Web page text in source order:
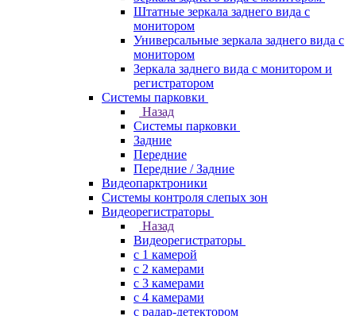
Штатные зеркала заднего вида с
монитором
Универсальные зеркала заднего вида с
монитором
Зеркала заднего вида с монитором и
регистратором
Системы парковки
Назад
Системы парковки
Задние
Передние
Передние / Задние
Видеопарктроники
Системы контроля слепых зон
Видеорегистраторы
Назад
Видеорегистраторы
с 1 камерой
с 2 камерами
с 3 камерами
с 4 камерами
с радар-детектором